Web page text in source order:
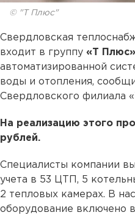
© "Т Плюс"
Свердловская
входит в группу «Т Плюс»
автоматизированной
воды и отопления,
Свердловского филиала
На реализацию этого
рублей.
Специалисты компании
учета в 53 ЦТП, 5
2 тепловых камерах. В
оборудование включено